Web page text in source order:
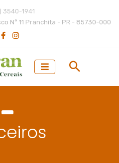
3540-1941
N° 11 Pranchita - PR - 85730-000